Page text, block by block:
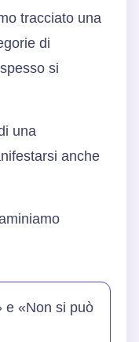
tracciato una
di
si
una
anche
e «Non si può